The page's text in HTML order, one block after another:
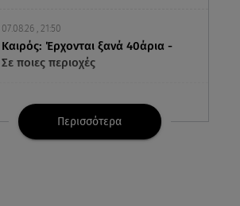
07.08.26 , 21:50
Καιρός: Έρχονται ξανά 40άρια -
Σε ποιες περιοχές
07.08.26 , 21:32
Κρήτη: Τουρίστας ρωτούσε
πόσο να πληρώσει για να
Περισσότερα